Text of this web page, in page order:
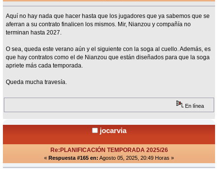
Aquí no hay nada que hacer hasta que los jugadores que ya sabemos que se
aferran a su contrato finalicen los mismos. Mir, Nianzou y compañía no
terminan hasta 2027.
O sea, queda este verano aún y el siguiente con la soga al cuello. Además, es
que hay contratos como el de Nianzou que están diseñados para que la soga
apriete más cada temporada.
Queda mucha travesía.
En línea
jocarvia
Re:PLANIFICACIÓN TEMPORADA 2025/26
« Respuesta #165 en: Agosto 05, 2025, 20:49 Horas »